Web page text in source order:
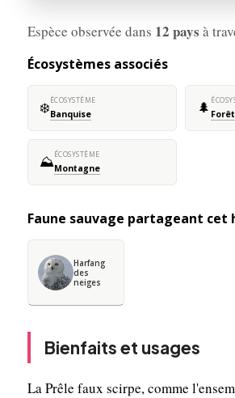
Espèce observée dans 12 pays à
Écosystèmes associés
❄️ÉCOSYSTÈME
Banquise 🌲 Forêt
⛰️ÉCOSYSTÈME
Montagne
Faune sauvage partageant cet
Harfang
des
neiges
Bienfaits et usages
La Prêle faux scirpe, comme